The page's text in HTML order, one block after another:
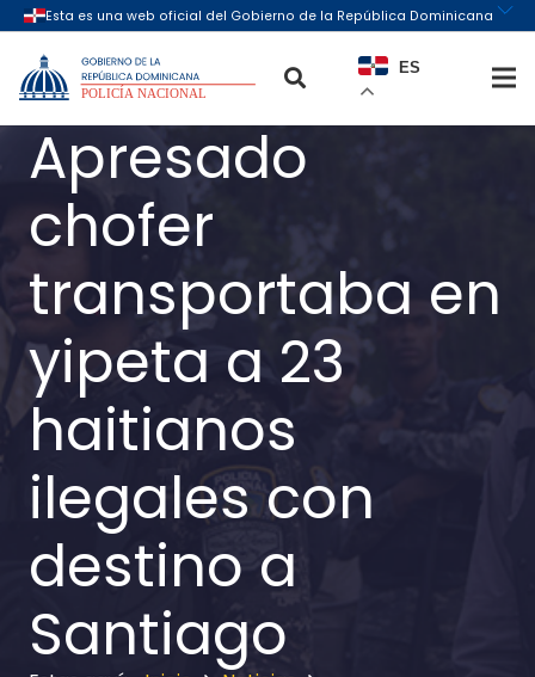
ES
Apresado
chofer
transportaba en
yipeta a 23
haitianos
ilegales con
destino a
Santiago